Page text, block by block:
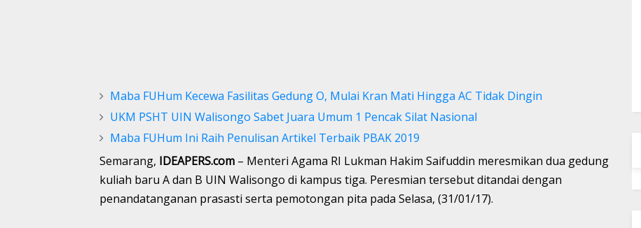
Maba FUHum Kecewa Fasilitas Gedung O, Mulai Kran Mati Hingga AC Tidak Dingin
UKM PSHT UIN Walisongo Sabet Juara Umum 1 Pencak Silat Nasional
Maba FUHum Ini Raih Penulisan Artikel Terbaik PBAK 2019
Semarang, IDEAPERS.com – Menteri Agama RI Lukman Hakim Saifuddin meresmikan dua gedung
kuliah baru A dan B UIN Walisongo di kampus tiga. Peresmian tersebut ditandai dengan
penandatanganan prasasti serta pemotongan pita pada Selasa, (31/01/17).